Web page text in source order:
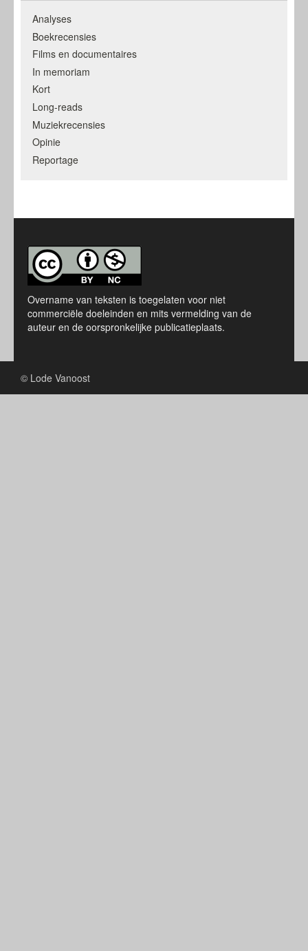
Analyses
Boekrecensies
Films en documentaires
In memoriam
Kort
Long-reads
Muziekrecensies
Opinie
Reportage
Overname van teksten is toegelaten voor niet
commerciële doeleinden en mits vermelding van de
auteur en de oorspronkelijke publicatieplaats.
© Lode Vanoost